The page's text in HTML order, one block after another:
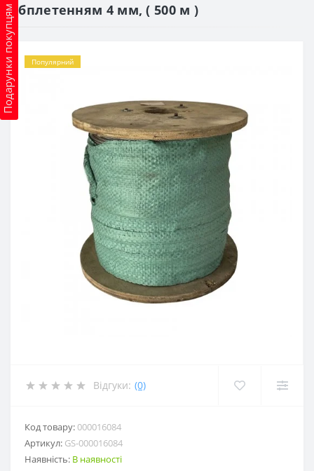
Подарунки покупцямобплетенням 4 мм, ( 500 м )
Популярний
Відгуки: (0)
Код товару:000016084
Артикул: GS-000016084
Наявність: В наявності